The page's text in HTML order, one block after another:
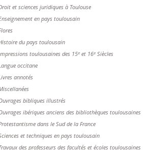
et sciences juridiques à Toulouse
en pays toulousain
du pays toulousain
toulousaines des 15ᵉ et 16ᵉ Siècles
occitane
annotés
bibliques illustrés
ibériques anciens des bibliothèques toulousaines
dans le Sud de la France
et techniques en pays toulousain
des professeurs des facultés et écoles toulousaines